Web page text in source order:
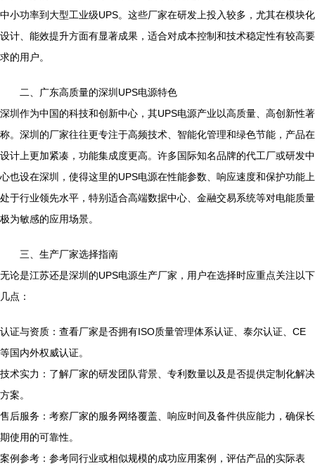
中小功率到大型工业级UPS。这些厂家在研发上投入较多，尤其在模块化
设计、能效提升方面有显著成果，适合对成本控制和技术稳定性有较高要
求的用户。
二、广东高质量的深圳UPS电源特色
深圳作为中国的科技和创新中心，其UPS电源产业以高质量、高创新性著
称。深圳的厂家往往更专注于高频技术、智能化管理和绿色节能，产品在
设计上更加紧凑，功能集成度更高。许多国际知名品牌的代工厂或研发中
心也设在深圳，使得这里的UPS电源在性能参数、响应速度和保护功能上
处于行业领先水平，特别适合高端数据中心、金融交易系统等对电能质量
极为敏感的应用场景。
三、生产厂家选择指南
无论是江苏还是深圳的UPS电源生产厂家，用户在选择时应重点关注以下
几点：
认证与资质：查看厂家是否拥有ISO质量管理体系认证、泰尔认证、CE
等国内外权威认证。
技术实力：了解厂家的研发团队背景、专利数量以及是否提供定制化解决
方案。
售后服务：考察厂家的服务网络覆盖、响应时间及备件供应能力，确保长
期使用的可靠性。
案例参考：参考同行业或相似规模的成功应用案例，评估产品的实际表